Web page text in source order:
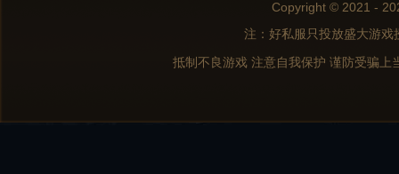
Copyright © 2021 -
注：好私服只投放盛大游
抵制不良游戏 注意自我保护 谨防受骗